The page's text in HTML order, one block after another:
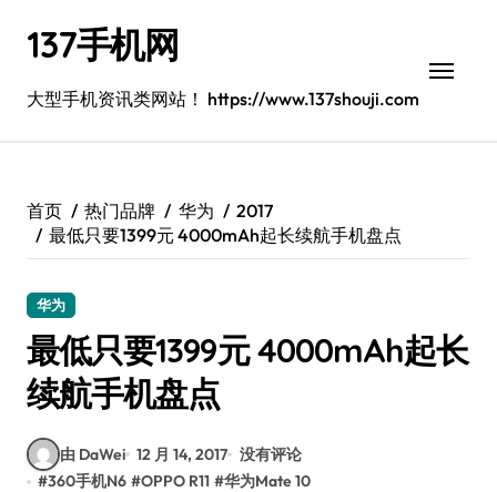
137手机网
大型手机资讯类网站！ https://www.137shouji.com
首页 热门品牌 华为
2017
最低只要1399元 4000mAh起长续航手机盘点
华为
最低只要1399元 4000mAh起长
续航手机盘点
由 DaWei 12 月 14, 2017 没有评论
#360手机N6 #OPPO R11 #华为Mate 10